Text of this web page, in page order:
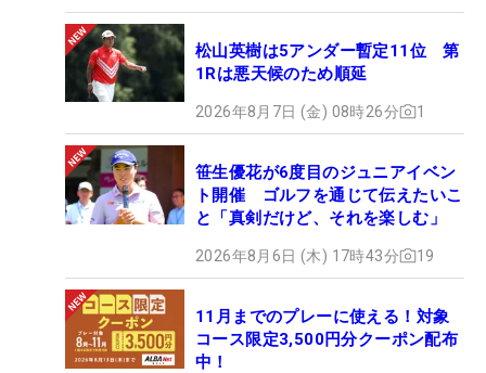
松山英樹は5アンダー暫定11位 第
1Rは悪天候のため順延
2026年8月7日 (金) 08時26分 1
笹生優花が6度目のジュニアイベン
ト開催 ゴルフを通じて伝えたいこ
と「真剣だけど、それを楽しむ」
2026年8月6日 (木) 17時43分 19
11月までのプレーに使える！対象
コース限定3,500円分クーポン配布
中！